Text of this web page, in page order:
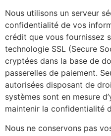
Nous utilisons un serveur
confidentialité de vos
crédit que vous fournissez
technologie SSL (Secure
cryptées dans la base de
passerelles de paiement.
autorisées disposant de
systèmes sont en mesure
maintenir la confidentialité
Nous ne conservons pas